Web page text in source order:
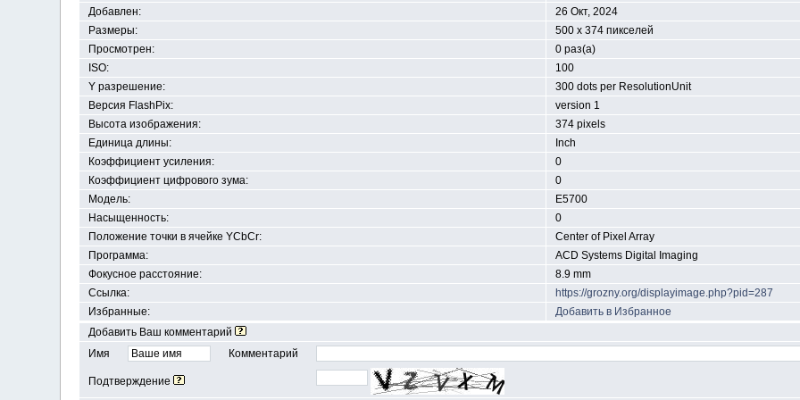
Добавлен:
26 Окт, 2024
Размеры:
500 x 374 пикселей
Просмотрен:
0 раз(а)
ISO:
100
Y разрешение:
300 dots per ResolutionUnit
Версия FlashPix:
version 1
Высота изображения:
374 pixels
Единица длины:
Inch
Коэффициент усиления:
0
Коэффициент цифрового зума:
0
Модель:
E5700
Насыщенность:
0
Положение точки в ячейке YСbCr:
Center of Pixel Array
Программа:
ACD Systems Digital Imaging
Фокусное расстояние:
8.9 mm
Ссылка:
https://grozny.org/displayimage.php?pid=287
Избранные:
Добавить в Избранное
Добавить Ваш комментарий
Имя
Комментарий
Подтверждение